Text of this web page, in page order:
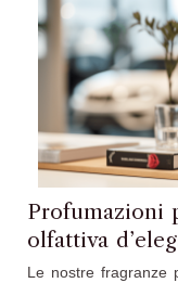
Profumazioni
olfattiva
Le nostre fragranze